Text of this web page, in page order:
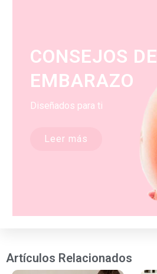
CONSEJOS DE
EMBARAZO
Diseñados para ti
Leer más
Artículos Relacionados